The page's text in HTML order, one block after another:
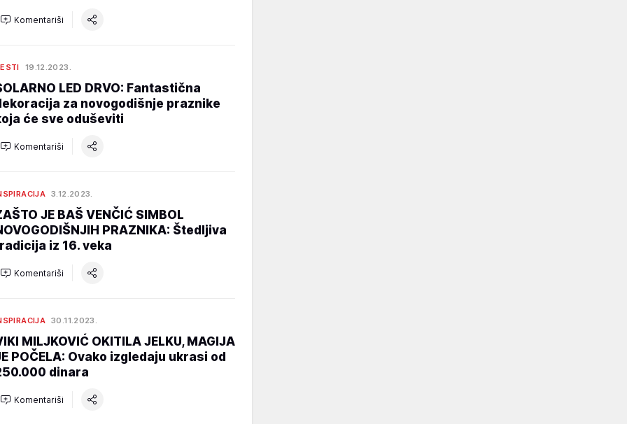
Komentariši
19.12.2023.
LED DRVO: Fantastična
za novogodišnje praznike
će sve oduševiti
Komentariši
3.12.2023.
JE BAŠ VENČIĆ SIMBOL
PRAZNIKA: Štedljiva
iz 16. veka
Komentariši
30.11.2023.
MILJKOVIĆ OKITILA JELKU, MAGIJA
POČELA: Ovako izgledaju ukrasi od
dinara
Komentariši